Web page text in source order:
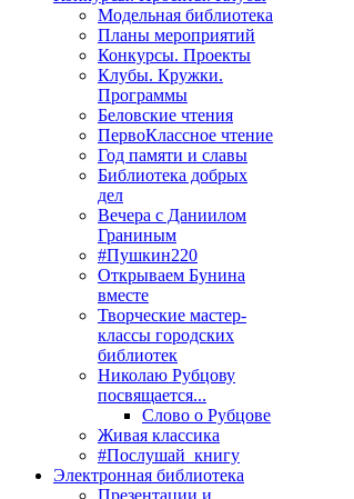
Модельная библиотека
Планы мероприятий
Конкурсы. Проекты
Клубы. Кружки.
Программы
Беловские чтения
ПервоКлассное чтение
Год памяти и славы
Библиотека добрых
дел
Вечера с Даниилом
Граниным
#Пушкин220
Открываем Бунина
вместе
Творческие мастер-
классы городских
библиотек
Николаю Рубцову
посвящается...
Слово о Рубцове
Живая классика
#Послушай_книгу
Электронная библиотека
Презентации и